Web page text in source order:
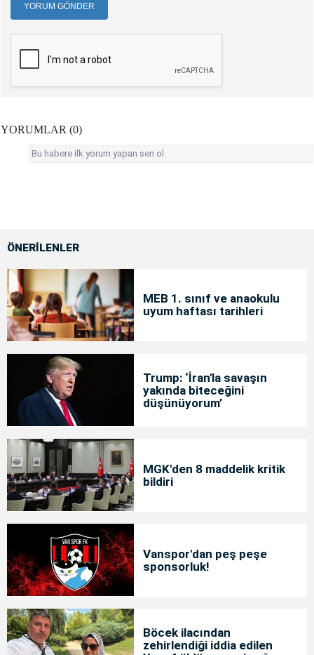
YORUM GÖNDER
YORUMLAR (0)
Bu habere ilk yorum yapan sen ol.
ÖNERİLENLER
MEB 1. sınıf ve anaokulu
uyum haftası tarihleri
Trump: ‘İran'la savaşın
yakında biteceğini
düşünüyorum’
MGK'den 8 maddelik kritik
bildiri
Vanspor'dan peş peşe
sponsorluk!
Böcek ilacından
zehirlendiği iddia edilen